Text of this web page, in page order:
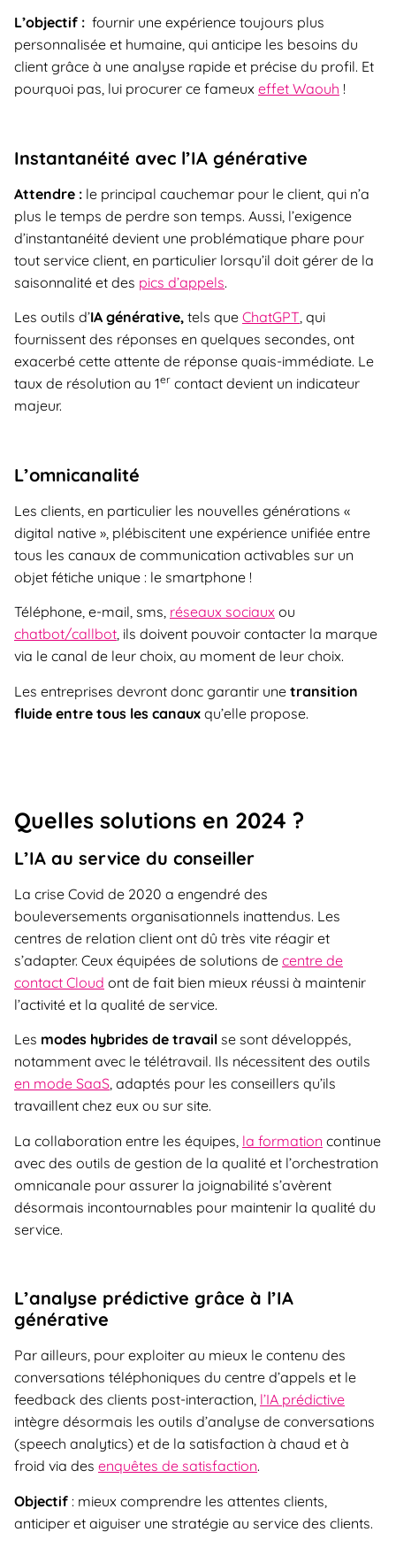
L’objectif : fournir une expérience toujours plus
personnalisée et humaine, qui anticipe les besoins du
client grâce à une analyse rapide et précise du profil. Et
pourquoi pas, lui procurer ce fameux effet Waouh !
Instantanéité avec l’IA générative
Attendre : le principal cauchemar pour le client, qui n’a
plus le temps de perdre son temps. Aussi, l’exigence
d’instantanéité devient une problématique phare pour
tout service client, en particulier lorsqu’il doit gérer de la
saisonnalité et des pics d’appels.
Les outils d’IA générative, tels que ChatGPT, qui
fournissent des réponses en quelques secondes, ont
exacerbé cette attente de réponse quais-immédiate. Le
taux de résolution au 1er contact devient un indicateur
majeur.
L’omnicanalité
Les clients, en particulier les nouvelles générations «
digital native », plébiscitent une expérience unifiée entre
tous les canaux de communication activables sur un
objet fétiche unique : le smartphone !
Téléphone, e-mail, sms, réseaux sociaux ou
chatbot/callbot, ils doivent pouvoir contacter la marque
via le canal de leur choix, au moment de leur choix.
Les entreprises devront donc garantir une transition
fluide entre tous les canaux qu’elle propose.
Quelles solutions en 2024 ?
L’IA au service du conseiller
La crise Covid de 2020 a engendré des
bouleversements organisationnels inattendus. Les
centres de relation client ont dû très vite réagir et
s’adapter. Ceux équipées de solutions de centre de
contact Cloud ont de fait bien mieux réussi à maintenir
l’activité et la qualité de service.
Les modes hybrides de travail se sont développés,
notamment avec le télétravail. Ils nécessitent des outils
en mode SaaS, adaptés pour les conseillers qu’ils
travaillent chez eux ou sur site.
La collaboration entre les équipes, la formation continue
avec des outils de gestion de la qualité et l’orchestration
omnicanale pour assurer la joignabilité s’avèrent
désormais incontournables pour maintenir la qualité du
service.
L’analyse prédictive grâce à l’IA
générative
Par ailleurs, pour exploiter au mieux le contenu des
conversations téléphoniques du centre d’appels et le
feedback des clients post-interaction, l’IA prédictive
intègre désormais les outils d’analyse de conversations
(speech analytics) et de la satisfaction à chaud et à
froid via des enquêtes de satisfaction.
Objectif : mieux comprendre les attentes clients,
anticiper et aiguiser une stratégie au service des clients.